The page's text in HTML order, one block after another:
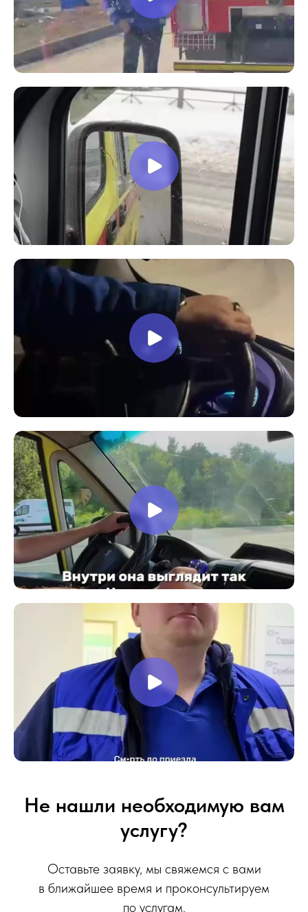
Не нашли необходимую вам
услугу?
Оставьте заявку, мы свяжемся с вами
в ближайшее время и проконсультируем
по услугам.